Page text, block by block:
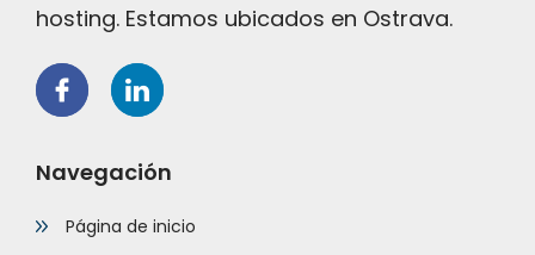
hosting. Estamos ubicados en Ostrava.
Navegación
Página de inicio